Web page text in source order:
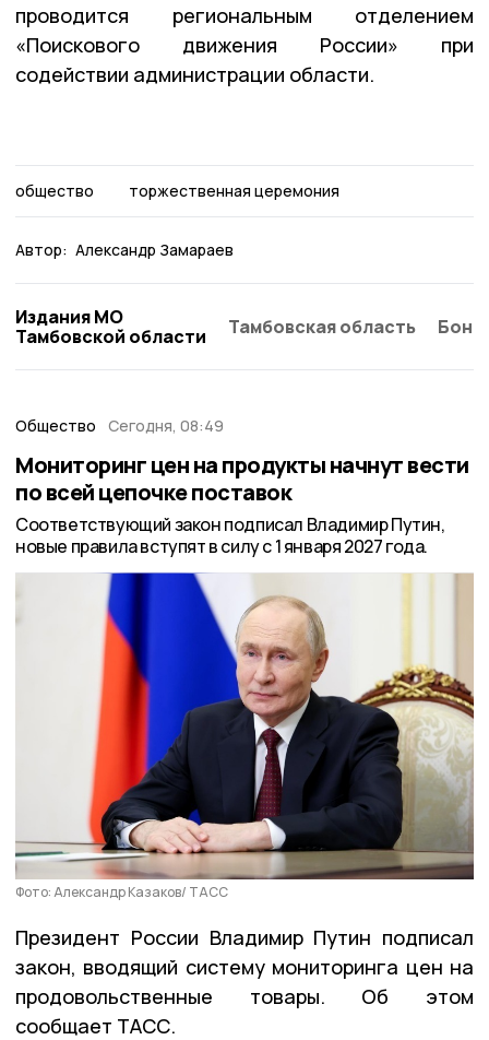
проводится региональным отделением
«Поискового движения России» при
содействии администрации области.
общество торжественная церемония
Автор: Александр Замараев
Издания МО
Тамбовской области
Тамбовская область
Общество Сегодня, 08:49
Мониторинг цен на продукты начнут вести
по всей цепочке поставок
Соответствующий закон подписал Владимир Путин,
новые правила вступят в силу с 1 января 2027 года.
Фото: Александр Казаков/ ТАСС
Президент России Владимир Путин подписал
закон, вводящий систему мониторинга цен на
продовольственные товары. Об этом
сообщает ТАСС.